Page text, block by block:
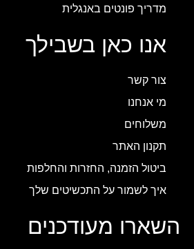
מדריך פונטים באנגלית
אנו כאן בשבילך
צור קשר
מי אנחנו
משלוחים
תקנון האתר
ביטול הזמנה, החזרות והחלפות
איך לשמור על התכשיטים שלך
השארו מעודכנים